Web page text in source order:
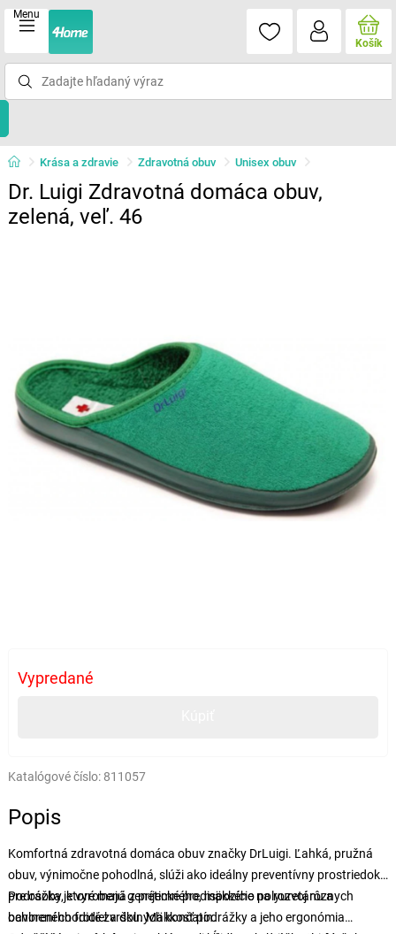
Menu
Košík
Krása a zdravie Zdravotná obuv Unisex obuv
Dr. Luigi Zdravotná domáca obuv,
zelená, veľ. 46
Vypredané
Katalógové číslo: 811057
Popis
Komfortná zdravotná domáca obuv značky DrLuigi. Ľahká, pružná
obuv, výnimočne pohodlná, slúži ako ideálny preventívny prostriedok
pre osoby, ktoré majú genetické predispozície na rozvoj rôznych
ochorení chodidiel a dolných končatín.
Podrážka je vyrobená z príjemného, ​​mäkkého polyuretánu a
bavlneného froté zvršku. Mäkkosť podrážky a jeho ergonómia